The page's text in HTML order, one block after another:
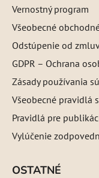
Vernostný program
Všeobecné
Odstúpenie od
GDPR – Ochrana
Zásady používania
Všeobecné pravidlá
Pravidlá pre
Vylúčenie
OSTATNÉ